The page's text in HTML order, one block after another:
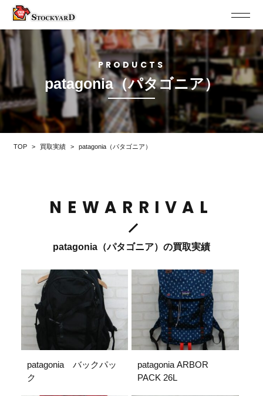
PRODUCTS
patagonia（パタゴニア）
TOP > 買取実績 > patagonia（パタゴニア）
NEWARRIVAL
patagonia（パタゴニア）の買取実績
patagonia バックパッ
ク
patagonia ARBOR
PACK 26L